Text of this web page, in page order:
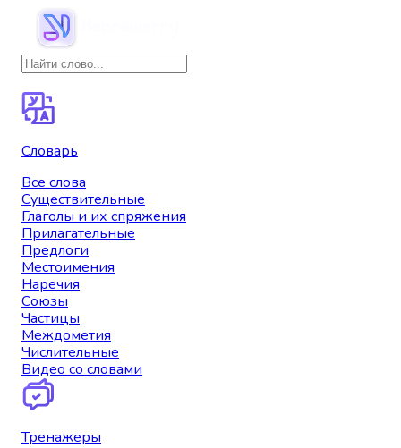
Словарь
Все слова
Существительные
Глаголы и их спряжения
Прилагательные
Предлоги
Местоимения
Наречия
Союзы
Частицы
Междометия
Числительные
Видео со словами
Тренажеры